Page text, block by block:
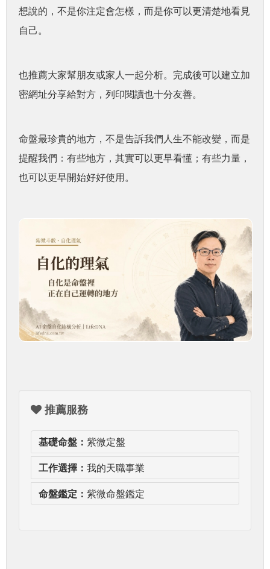
想說的，不是你注定會怎樣，而是你可以更清楚地看見
自己。
也推薦大家幫朋友或家人一起分析。完成後可以建立加
密網址分享給對方，列印閱讀也十分友善。
命盤最珍貴的地方，不是告訴我們人生不能改變，而是
提醒我們：有些地方，其實可以更早看懂；有些力量，
也可以更早開始好好使用。
推薦服務
基礎命盤： 紫微定盤
工作選擇： 我的天職事業
命盤鑑定： 紫微命盤鑑定